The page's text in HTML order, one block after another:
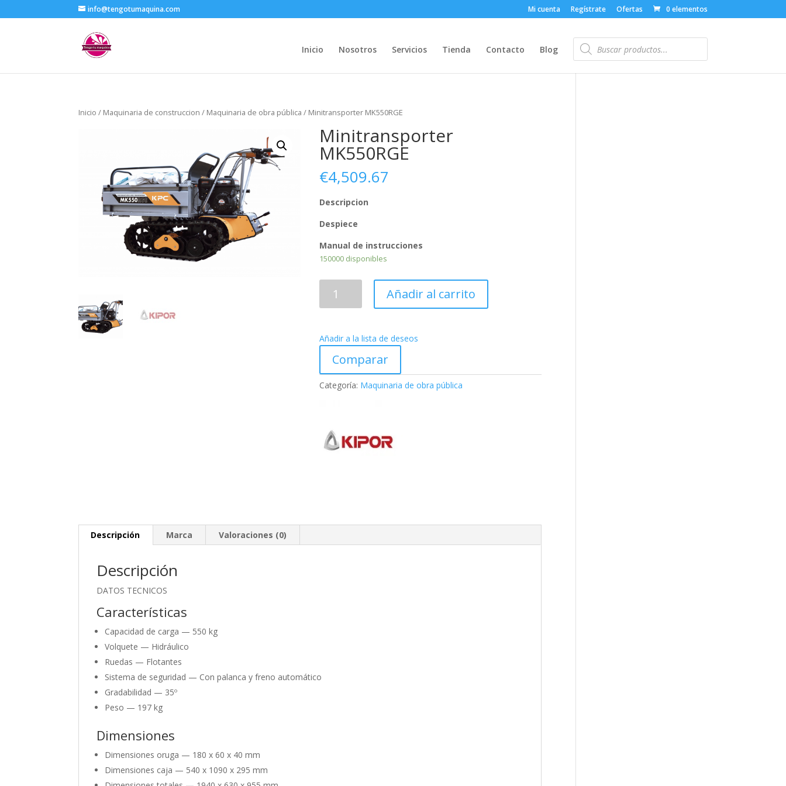
info@tengotumaquina.com Mi cuenta Regístrate Ofertas 0 elementos
Inicio Nosotros Servicios Tienda Contacto Blog
Búsqueda
de
productos
Inicio / Maquinaria de construccion / Maquinaria de obra pública / Minitransporter MK550RGE
Minitransporter
MK550RGE
€4,509.67
Descripcion
Despiece
Manual de instrucciones
150000 disponibles
MK550RGE
Añadir al carrito
Añadir a la lista de deseos
Comparar
Categoría: Maquinaria de obra pública
Descripción Marca Valoraciones (0)
Descripción
DATOS TECNICOS
Características
Capacidad de carga — 550 kg
Volquete — Hidráulico
Ruedas — Flotantes
Sistema de seguridad — Con palanca y freno automático
Gradabilidad — 35º
Peso — 197 kg
Dimensiones
Dimensiones oruga — 180 x 60 x 40 mm
Dimensiones caja — 540 x 1090 x 295 mm